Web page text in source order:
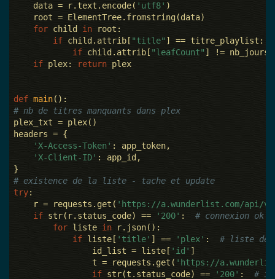
    data = r.text.encode(
'utf8' )
    root = ElementTree.fromstring(data)
for child in root:
if child.attrib[ "title" ] == titre_playlist:
if child.attrib[ "leafCount" ] !=
if plex: return plex
def main() :
# nb de titres manquants dans plex
plex_txt = plex()
headers = {
'X-Access-Token' : app_token,
'X-Client-ID' : app_id,
# existence de la liste - tache et update
try:
    r = requests.get(
'https://a.wunderlist.com/api/
if str(r.status_code) == '200' : # connexion ok
for liste in r.json():
if liste[ 'title' ] == 'plex' : # liste de
                id_list = liste[
'id' ]
                t = requests.get(
'https://
if str(t.status_code) == '200' : #